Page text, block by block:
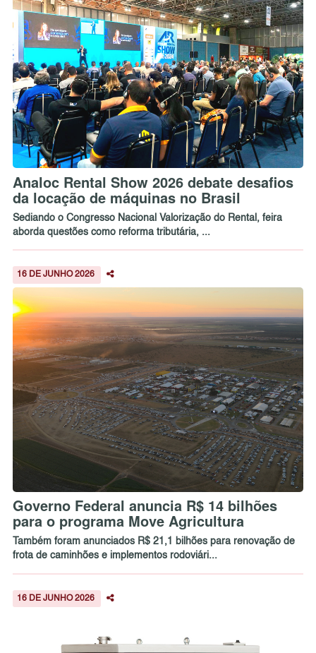
Analoc Rental Show 2026 debate desafios
da locação de máquinas no Brasil
Sediando o Congresso Nacional Valorização do Rental, feira
aborda questões como reforma tributária, ...
16 DE JUNHO 2026
Governo Federal anuncia R$ 14 bilhões
para o programa Move Agricultura
Também foram anunciados R$ 21,1 bilhões para renovação de
frota de caminhões e implementos rodoviári...
16 DE JUNHO 2026